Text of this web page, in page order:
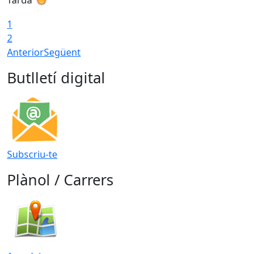
1
2
AnteriorSegüent
Butlletí digital
Subscriu-te
Plànol / Carrers